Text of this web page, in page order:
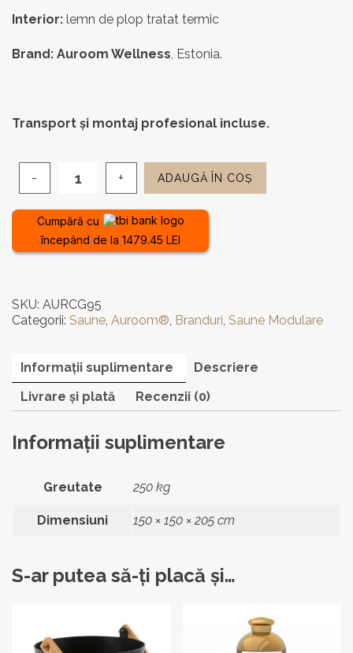
Interior: lemn de plop tratat termic
Brand: Auroom Wellness, Estonia.
Transport și montaj profesional incluse.
finlandeză
Auroom
Cala
locuri
ADAUGĂ ÎN COȘ
Cumpără cu
începând de la 1479.45 LEI
SKU: AURCG95
Categorii: Saune, Auroom®, Branduri, Saune Modulare
Informații suplimentare
Descriere
Livrare și plată
Recenzii (0)
Informații suplimentare
Greutate 250 kg
Dimensiuni 150 × 150 × 205 cm
S-ar putea să-ți placă și…